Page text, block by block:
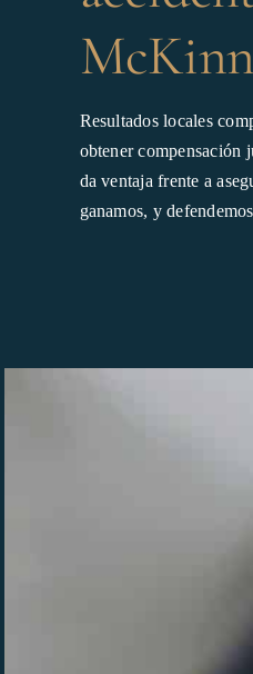
Resultados locales
obtener compensación
da ventaja frente a
ganamos, y